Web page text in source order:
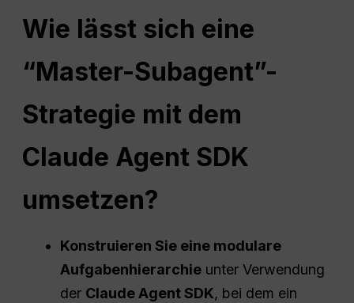
Wie lässt sich eine
“Master-Subagent”-
Strategie mit dem
Claude Agent SDK
umsetzen?
Konstruieren Sie eine modulare
Aufgabenhierarchie unter Verwendung
der Claude Agent SDK, bei dem ein